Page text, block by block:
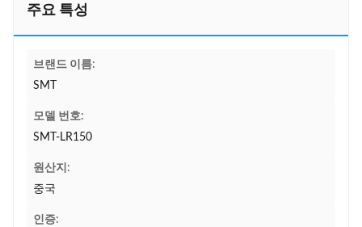
주요 특성
브랜드 이름:
SMT
모델 번호:
SMT-LR150
원산지:
중국
인증: